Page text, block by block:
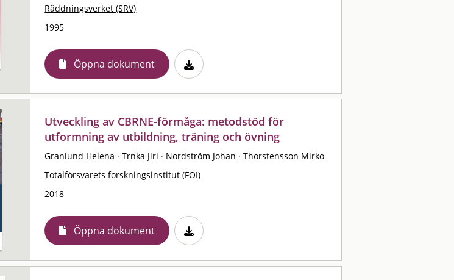
Räddningsverket (SRV)
1995
Öppna dokument
Utveckling av CBRNE-förmåga: metodstöd för
utformning av utbildning, träning och övning
Granlund Helena · Trnka Jiri · Nordström Johan · Thorstensson Mirko
Totalförsvarets forskningsinstitut (FOI)
2018
Öppna dokument